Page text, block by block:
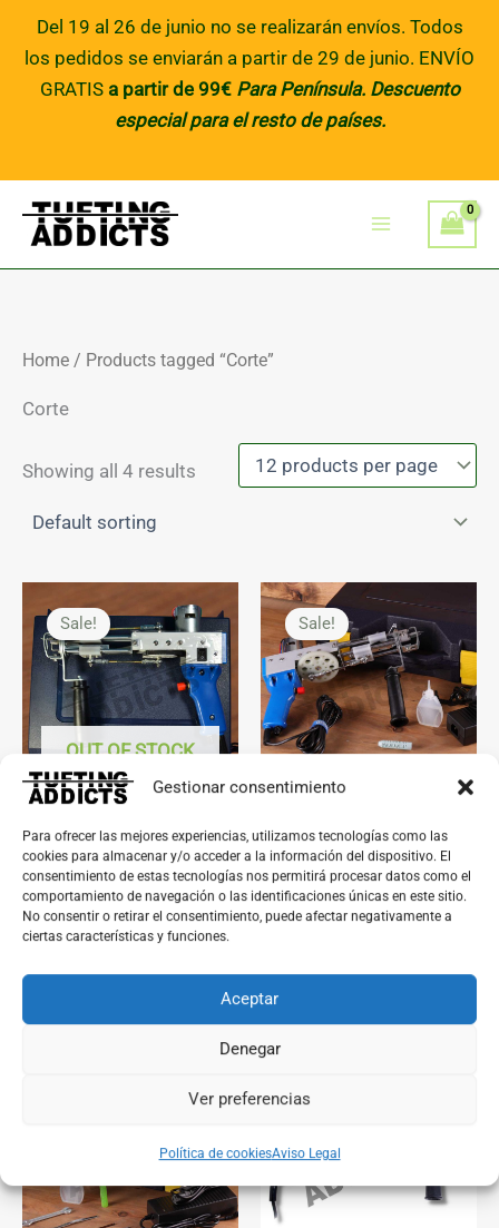
Gestionar consentimiento
Para ofrecer las mejores experiencias, utilizamos tecnologías como las
cookies para almacenar y/o acceder a la información del dispositivo. El
consentimiento de estas tecnologías nos permitirá procesar datos como el
comportamiento de navegación o las identificaciones únicas en este sitio.
No consentir o retirar el consentimiento, puede afectar negativamente a
ciertas características y funciones.
Aceptar
Denegar
Ver preferencias
Política de cookiesAviso Legal
Del 19 al 26 de junio no se realizarán envíos. Todos
los pedidos se enviarán a partir de 29 de junio. ENVÍO
GRATIS a partir de 99€ Para Península. Descuento
especial para el resto de países.
content
Home / Products tagged “Corte”
Corte
Showing all 4 results
OUT OF STOCK
Sale!
Máquina Tufting Bucle
280,00€
price
was:
280,00€.
199,00€
price
is:
199,00€.
IVA Incluido
Read more
Sale!
Máquina Tufting Corte
Rated
4.89
199,00€
Original
price
was:
199,00€.
149,50€
price
is:
149,50€.
IVA Incluido